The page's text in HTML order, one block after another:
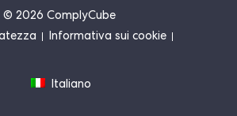
© 2026 ComplyCube
Informativa sui cookie
Italiano